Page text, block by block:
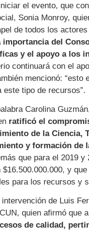
el evento, que
Sonia Monroy,
de todos los
importancia del
y el apoyo a los
continuará con el
mencionó:
tipo de recursos”.
Carolina
ratificó el
de la Ciencia,
y formación de
que para el 2019
y
para los recursos y
de Luis
quien afirmó que
de calidad,